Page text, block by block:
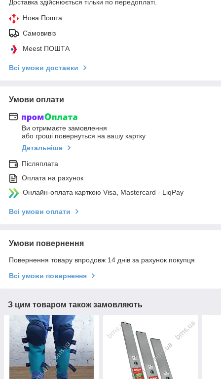
Доставка здійснюється тільки по передоплаті.
Нова Пошта
Самовивіз
Meest ПОШТА
Всі умови доставки
Умови оплати
Ви отримаєте замовлення
або гроші повернуться на вашу картку
Детальніше
Післяплата
Оплата на рахунок
Онлайн-оплата карткою Visa, Mastercard - LiqPay
Всі умови оплати
Умови повернення
Повернення товару впродовж 14 днів за рахунок покупця
Всі умови повернення
З цим товаром також замовляють